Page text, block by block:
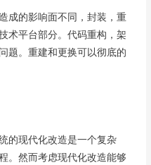
成的影响面不同，封装，重
术平台部分。代码重构，架
题。重建和更换可以彻底的
的现代化改造是一个复杂
。然而考虑现代化改造能够